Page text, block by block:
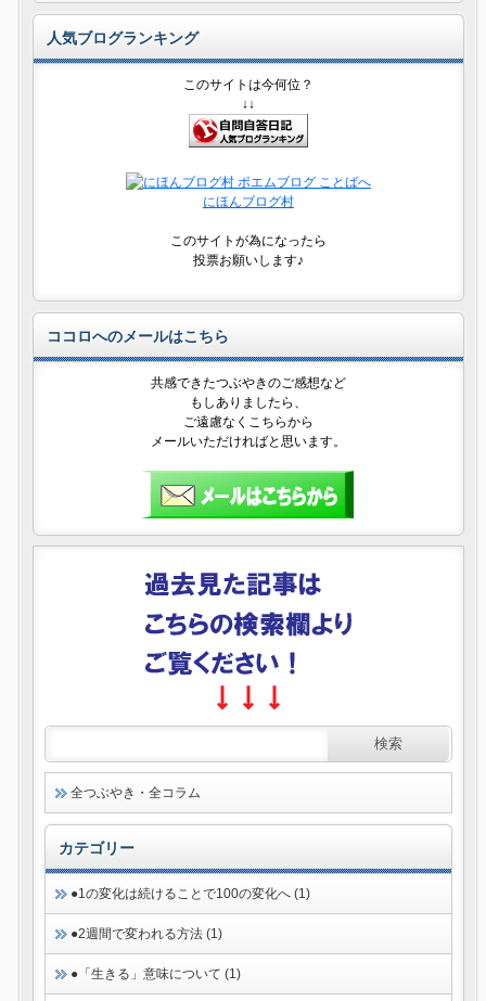
人気ブログランキング
このサイトは今何位？
↓↓
にほんブログ村
このサイトが為になったら
投票お願いします♪
ココロへのメールはこちら
共感できたつぶやきのご感想など
もしありましたら、
ご遠慮なくこちらから
メールいただければと思います。
全つぶやき・全コラム
カテゴリー
●1の変化は続けることで100の変化へ (1)
●2週間で変われる方法 (1)
●「生きる」意味について (1)